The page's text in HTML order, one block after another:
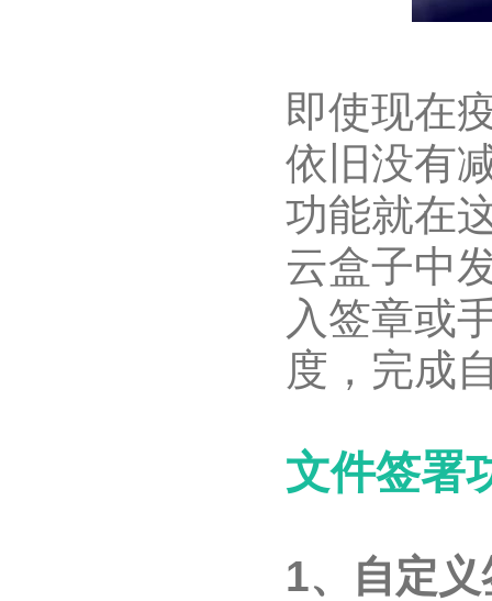
即使现在
依旧没有
功能就在
云盒子中
入签章或
度，完成
文件签署
1、自定